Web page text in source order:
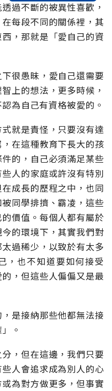
過不斷的被異性喜歡，
每段不同的關係裡，其
，那就是「愛自己的資
下很愚昧，愛自己還需要
上的想法，更多時候，
為自己有資格被愛的。
就是責怪，只要沒有達
在這種教育下長大的孩
的，自己必須滿足某些
人的家庭或許沒有特別
成長的歷程之中，也同
同學排擠、霸凌，這些
價值。每個人都有屬於
的環境下，其實我們對
過稀少，以致於有太多
，也不知道要如何接受
，但這些人偏偏又是最
是接納那些他都無法接
。
分，但在這邊，我們只要
人會追求成為別人的心
為對方做更多，但事實